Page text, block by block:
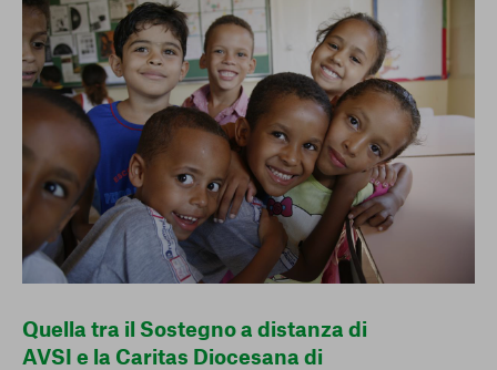
conto del fatto che il blocco di alcuni cookie può
condizionare l’esperienza sulla Piattaforma e il suo
funzionamento. Premendo “Conferma le mie scelte”, la
selezione relativa ai cookie effettuata verrà salvata. Se non è
stata selezionata alcuna opzione, premere questo pulsante
equivarrà a rifiutare tutti i cookie. Per ulteriori informazioni, è
possibile consultare la nostraUlteriori informazioni
Cookie strettamente necessari
Cookie di analisi
Quella tra il Sostegno a distanza di
AVSI e la Caritas Diocesana di